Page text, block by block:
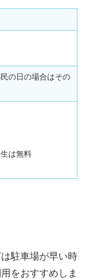
の日の場合はその
は無料
駐車場が早い時
をおすすめしま